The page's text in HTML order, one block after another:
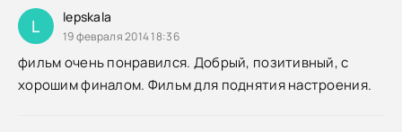
L lepskala
19 февраля 2014 18:36
фильм очень понравился. Добрый, позитивный, с
хорошим финалом. Фильм для поднятия настроения.